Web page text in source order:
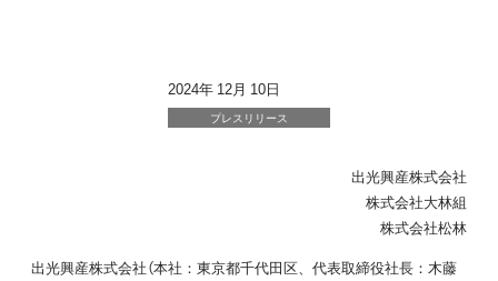
2024年 12月 10日
プレスリリース
出光興産株式会社
株式会社大林組
株式会社松林
出光興産株式会社（本社：東京都千代田区、代表取締役社長：木藤